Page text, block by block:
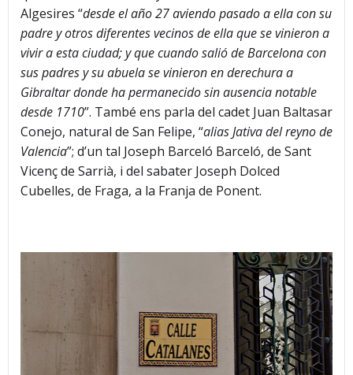
Algesires “desde el año 27 aviendo pasado a ella con su
padre y otros diferentes vecinos de ella que se vinieron a
vivir a esta ciudad; y que cuando salió de Barcelona con
sus padres y su abuela se vinieron en derechura a
Gibraltar donde ha permanecido sin ausencia notable
desde 1710”. També ens parla del cadet Juan Baltasar
Conejo, natural de San Felipe, “alias Jativa del reyno de
Valencia”; d’un tal Joseph Barceló Barceló, de Sant
Vicenç de Sarrià, i del sabater Joseph Dolced
Cubelles, de Fraga, a la Franja de Ponent.